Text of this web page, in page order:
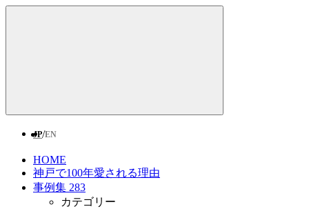
JP/EN
HOME
神戸で100年愛される理由
事例集 283
カテゴリー